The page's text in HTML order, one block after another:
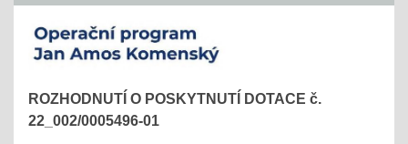
ROZHODNUTÍ O POSKYTNUTÍ DOTACE č.
22_002/0005496-01